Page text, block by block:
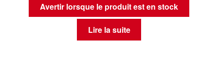
Avertir lorsque le produit est en stock
Lire la suite